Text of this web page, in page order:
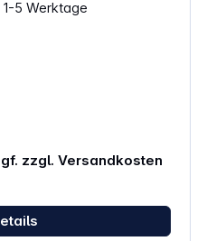
Rundzellenformate &amp;
5 Werktage
zzgl. Versandkosten